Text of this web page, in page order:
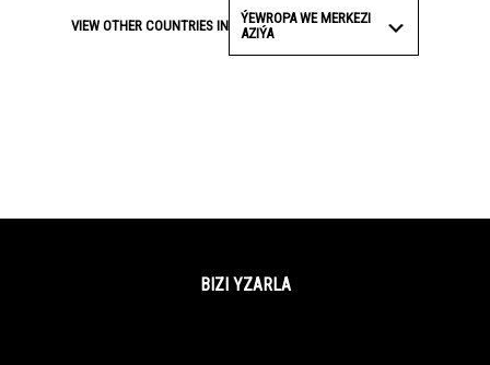
VIEW OTHER COUNTRIES IN
ÝEWROPA WE MERKEZI
AZIÝA
BIZI YZARLA